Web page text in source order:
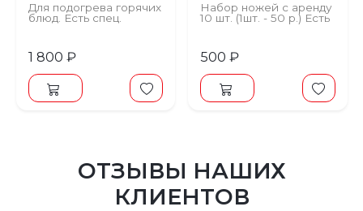
Для подогрева горячих
блюд. Есть спец.
1 800 ₽
Набор ножей с аренду
10 шт. (1шт. - 50 р.) Есть
спец. условия аренды.
500 ₽
ОТЗЫВЫ НАШИХ
КЛИЕНТОВ